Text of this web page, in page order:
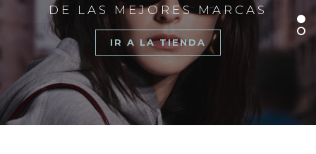
DE LAS MEJORES MARCAS
IR A LA TIENDA